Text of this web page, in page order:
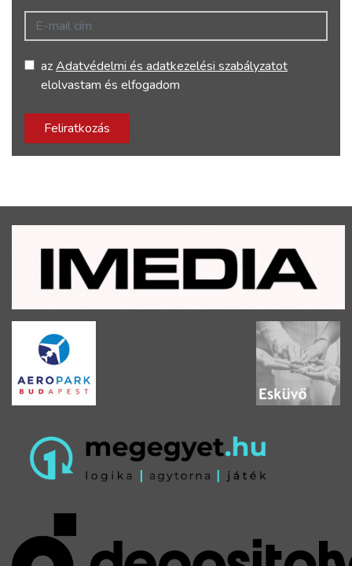
E-mail cím
azAdatvédelmi és adatkezelési szabályzatot
elolvastam és elfogadom
Feliratkozás